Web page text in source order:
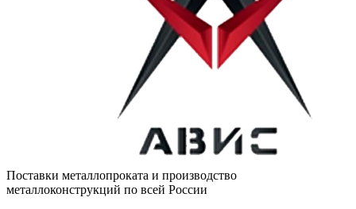
Поставки металлопроката и производство
металлоконструкций по всей России